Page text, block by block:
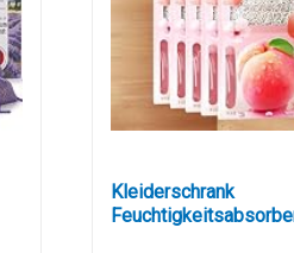
Kleiderschrank